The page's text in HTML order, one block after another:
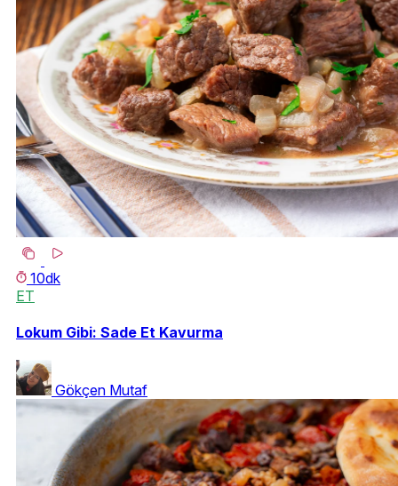
10dk
ET
Lokum Gibi: Sade Et Kavurma
Gökçen Mutaf